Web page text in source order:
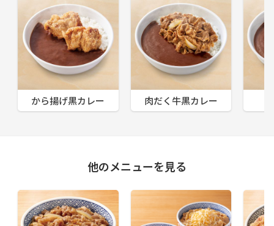
から揚げ黒カレー 肉だく牛黒カレー
他のメニューを見る